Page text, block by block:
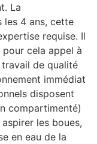
La
les 4 ans, cette
requise. Il
cela appel à
de qualité
immédiat
disposent
compartimenté)
les boues,
en eau de la